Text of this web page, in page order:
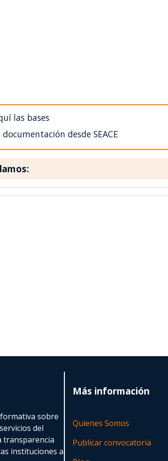
las bases
documentación desde SEACE
sobre
del
transparencia
instituciones a
Más información
Quienes Somos
Publicar convocatoria